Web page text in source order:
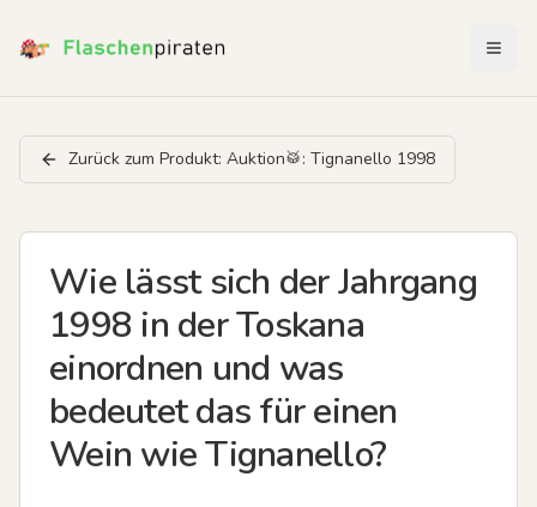
Zurück zum Produkt: Auktion🥁: Tignanello 1998
Wie lässt sich der Jahrgang
1998 in der Toskana
einordnen und was
bedeutet das für einen
Wein wie Tignanello?